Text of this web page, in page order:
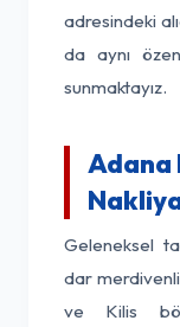
adresindeki
da aynı
sunmaktayız.
Adana
Geleneksel
dar
ve Kilis